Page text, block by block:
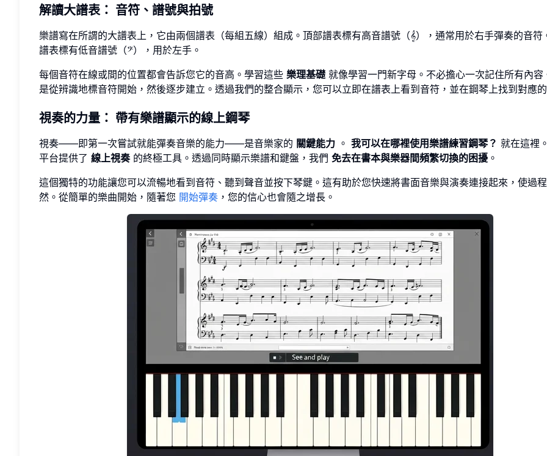
解讀大譜表： 音符、譜號與拍號
樂譜寫在所謂的大譜表上，它由兩個譜表（每組五線）組成。頂部譜表標有高音譜號（𝄞），通常用於右手彈奏的音符
譜表標有低音譜號（𝄢），用於左手。
每個音符在線或間的位置都會告訴您它的音高。學習這些 樂理基礎 就像學習一門新字母。不必擔心一次記住所有內容
是從辨識地標音符開始，然後逐步建立。透過我們的整合顯示，您可以立即在譜表上看到音符，並在鋼琴上找到對應
視奏的力量： 帶有樂譜顯示的線上鋼琴
視奏——即第一次嘗試就能彈奏音樂的能力——是音樂家的 關鍵能力 。 我可以在哪裡使用樂譜練習鋼琴？ 就在這裡
平台提供了 線上視奏的終極工具。透過同時顯示樂譜和鍵盤，我們 免去在書本與樂器間頻繁切換的困擾 。
這個獨特的功能讓您可以流暢地看到音符、聽到聲音並按下琴鍵。這有助於您快速將書面音樂與演奏連接起來，使過
然。從簡單的樂曲開始，隨著您 開始彈奏 ，您的信心也會隨之增長。